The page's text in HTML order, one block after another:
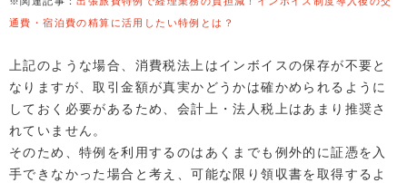
通費・宿泊費の精算に活用したい特例とは？
上記のような場合、消費税法上はインボイスの保存が不要と
なりますが、取引金額が真実かどうかは確かめられるように
しておく必要があるため、会計上・法人税上はあまり推奨さ
れていません。
そのため、特例を利用するのはあくまでも例外的に証憑を入
手できなかった場合と考え、可能な限り領収書を取得するよ